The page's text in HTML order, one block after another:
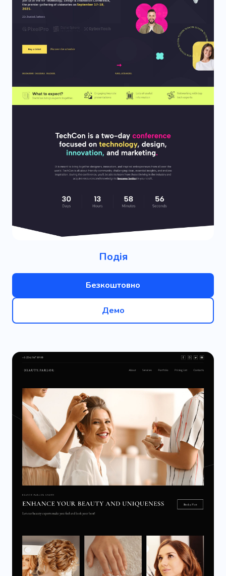
Подія
Безкоштовно
Демо